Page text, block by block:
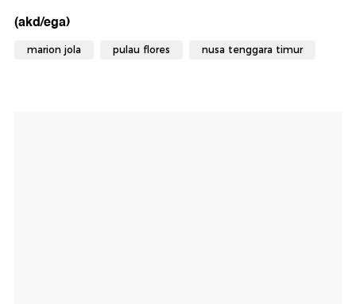
(akd/ega)
marion jola pulau flores nusa tenggara timur